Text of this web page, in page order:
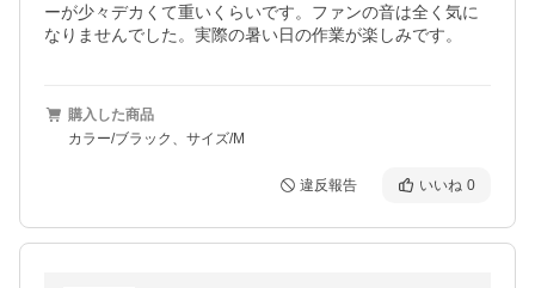
ーが少々デカくて重いくらいです。ファンの音は全く気に
なりませんでした。実際の暑い日の作業が楽しみです。
購入した商品
カラー/ブラック、サイズ/M
違反報告 いいね 0